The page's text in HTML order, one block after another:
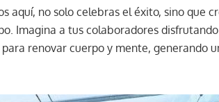
aquí, no solo celebras el éxito, sino que
Imagina a tus colaboradores
renovar cuerpo y mente, generando